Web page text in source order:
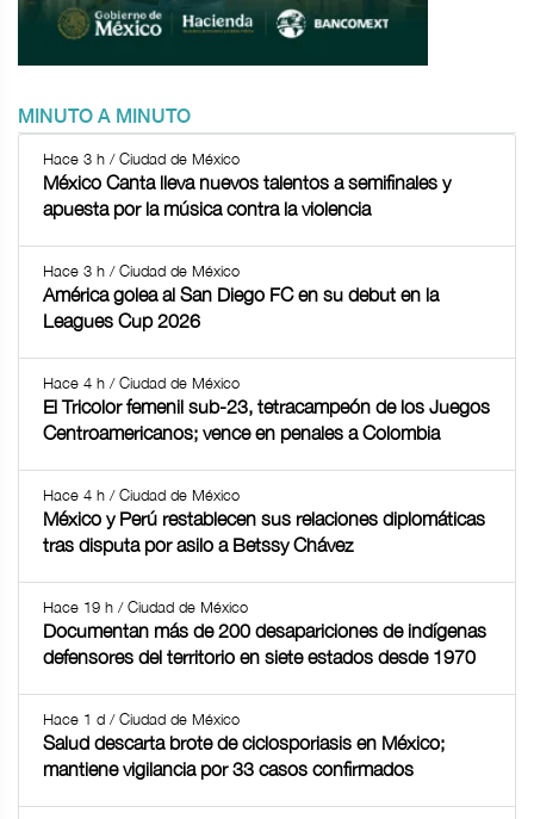
MINUTO A MINUTO
Hace 3 h / Ciudad de México
México Canta lleva nuevos talentos a semifinales y
apuesta por la música contra la violencia
Hace 3 h / Ciudad de México
América golea al San Diego FC en su debut en la
Leagues Cup 2026
Hace 4 h / Ciudad de México
El Tricolor femenil sub-23, tetracampeón de los Juegos
Centroamericanos; vence en penales a Colombia
Hace 4 h / Ciudad de México
México y Perú restablecen sus relaciones diplomáticas
tras disputa por asilo a Betssy Chávez
Hace 19 h / Ciudad de México
Documentan más de 200 desapariciones de indígenas
defensores del territorio en siete estados desde 1970
Hace 1 d / Ciudad de México
Salud descarta brote de ciclosporiasis en México;
mantiene vigilancia por 33 casos confirmados